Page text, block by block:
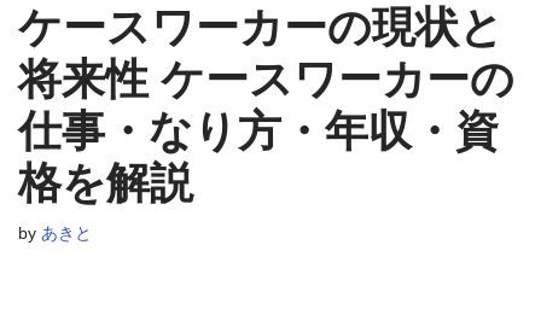
ケースワーカーの現状と
将来性 ケースワーカーの
仕事・なり方・年収・資
格を解説
by あきと